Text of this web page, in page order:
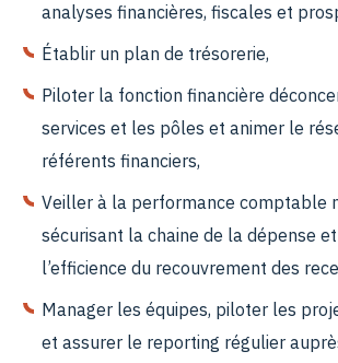
analyses financières, fiscales et
Établir un plan de trésorerie,
Piloter la fonction financière
services et les pôles et animer le
référents financiers,
Veiller à la performance comptable
sécurisant la chaine de la dépense
l’efficience du recouvrement des
Manager les équipes, piloter les
et assurer le reporting régulier